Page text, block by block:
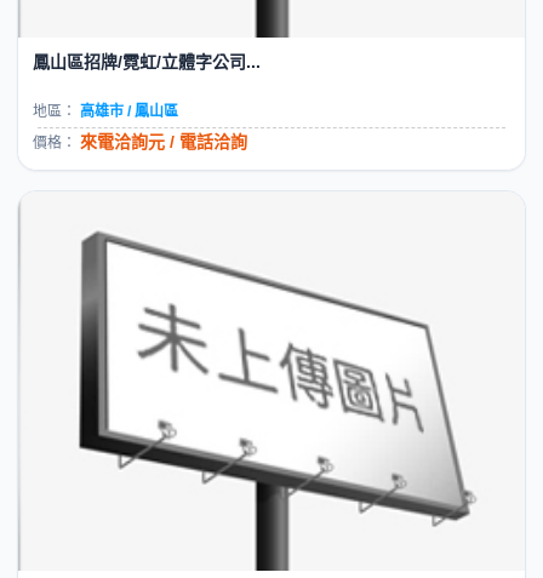
鳳山區招牌/霓虹/立體字公司...
地區： 高雄市 / 鳳山區
價格： 來電洽詢元 / 電話洽詢